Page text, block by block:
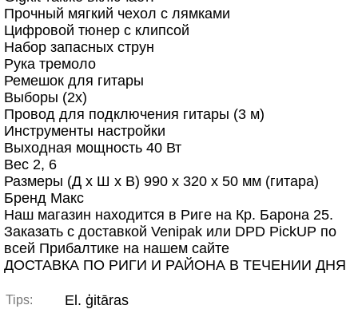
Прочный мягкий чехол с лямками
Цифровой тюнер с клипсой
Набор запасных струн
Рука тремоло
Ремешок для гитары
Выборы (2x)
Провод для подключения гитары (3 м)
Инструменты настройки
Выходная мощность 40 Вт
Вес 2, 6
Размеры (Д x Ш x В) 990 x 320 x 50 мм (гитара)
Бренд Макс
Наш магазин находится в Риге на Кр. Барона 25.
Заказать с доставкой Venipak или DPD PickUP по
всей Прибалтике на нашем сайте
ДОСТАВКА ПО РИГИ И РАЙОНА В ТЕЧЕНИИ ДНЯ
Tips: El. ģitāras